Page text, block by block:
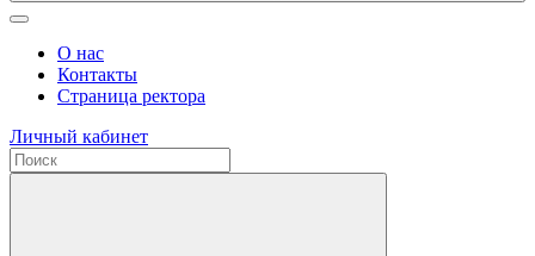
О нас
Контакты
Страница ректора
Личный кабинет